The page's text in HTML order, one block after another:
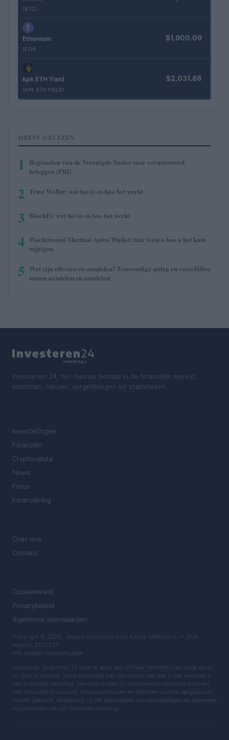
(BTC)
Ethereum
(ETH)
$1,900.09
kpk ETH Yield
(KPK ETH YIELD)
$2,031.88
MEEST GELEZEN
1
Beginselen van de Verenigde Naties voor verantwoord
beleggen (PRI)
2 Trust Wallet: wat het is en hoe het werkt
3 BlockFi: wat het is en hoe het werkt
4 Wachtwoord Martian Aptos Wallet: hier leest u hoe u het kunt
wijzigen
5 Wat zijn effecten en aandelen? Eenvoudige uitleg en verschillen
tussen aandelen en aandelen
Investeren 24, het nieuwe portaal in de financiële wereld.
Inzichten, nieuws, vergelijkingen en statistieken.
Investeringen
Financiën
Cryptovaluta
News
Fisco
Financiering
Over ons
Contact
Cookiebeleid
Privacybeleid
Algemene voorwaarden
Copyright © 2026 · Gepost in Holland door AdHub Media S.r.l. — REA-
nummer 2729933
Alle rechten voorbehouden
Vrijwaring: Investeren 24 doet er alles aan om haar informatie accuraat en up-
to-date te houden. Deze informatie kan verschillen van wat u ziet wanneer u
een financiële instelling, serviceprovider of specifieke productsite bezoekt.
Alle financiële producten, inkoopproducten en diensten worden aangeboden
zonder garantie. Raadpleeg bij het beoordelen van aanbiedingen de algemene
voorwaarden van uw financiële instelling.